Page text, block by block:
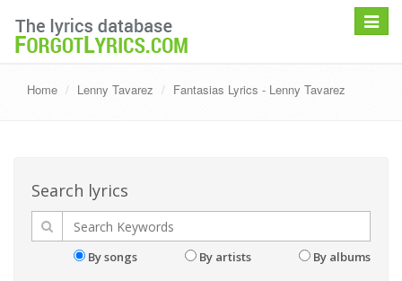
Toggle
Home Lenny Tavarez Fantasias Lyrics - Lenny Tavarez
Search lyrics
By songs By artists By albums